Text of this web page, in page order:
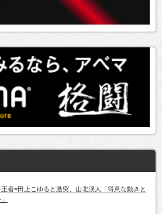
王者=田上こゆると激突、山北渓人「得意な動きと